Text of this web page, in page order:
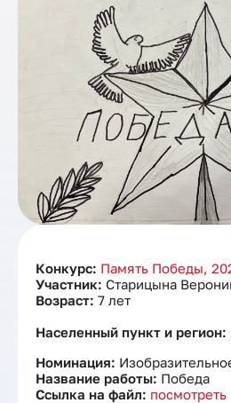
Конкурс: Память Победы,
Участник: Старицына
Возраст: 7 лет
Населенный пункт и регион:
Номинация:
Название работы: Победа
Ссылка на файл: посмотреть